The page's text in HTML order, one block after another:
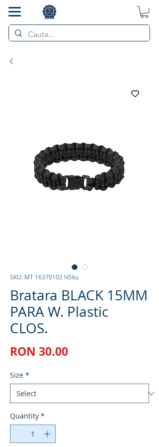
SKU: MT 16370102 NSku
Bratara BLACK 15MM
PARA W. Plastic
CLOS.
RON 30.00Price
Size *
Quantity *